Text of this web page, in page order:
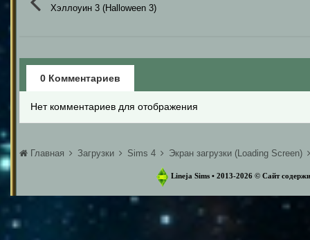
Хэллоуин 3 (Halloween 3)
0 Комментариев
Нет комментариев для отображения
Главная Загрузки Sims 4 Экран загрузки (Loading Screen)
Lineja Sims • 2013-2026 ©️ Сайт